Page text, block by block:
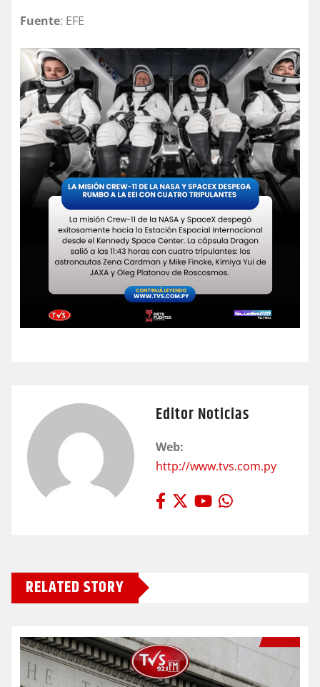
Fuente: EFE
Editor Noticias
Web:
http://www.tvs.com.py
RELATED STORY